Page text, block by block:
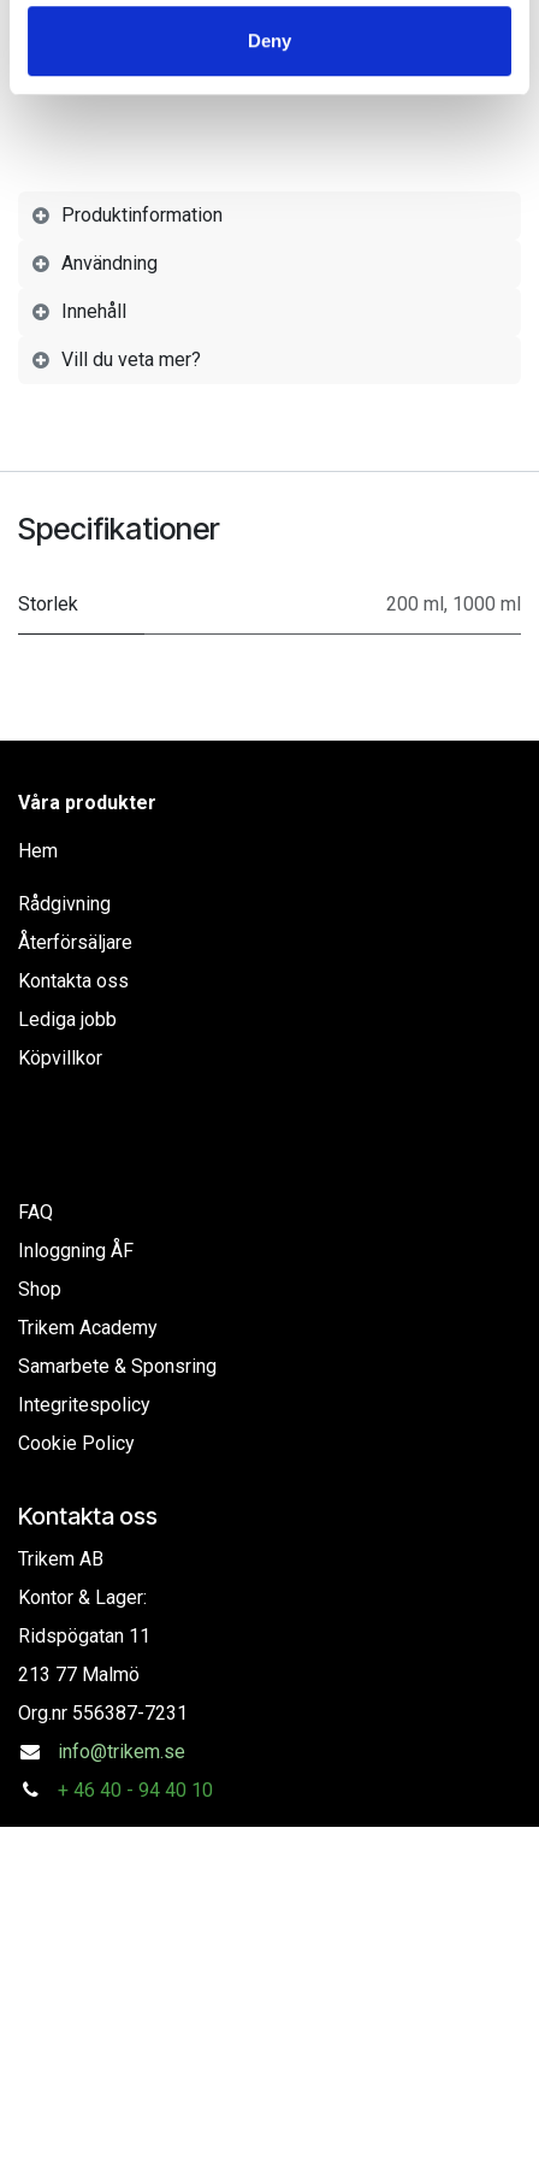
Deny
Produktinformation
Användning
Innehåll
Vill du veta mer?
Specifikationer
Storlek 200 ml, 1000 ml
Våra produkter
Hem
Rådgivning
Återförsäljare
Kontakta oss
Lediga jobb
Köpvillkor
FAQ
Inloggning ÅF
Shop
Trikem Academy
Samarbete & Sponsring
Integritespolicy
Cookie Policy
Kontakta oss
Trikem AB
Kontor & Lager:
Ridspögatan 11
213 77 Malmö
Org.nr 556387-7231
info@trikem.se
+ 46 40 - 94 40 10